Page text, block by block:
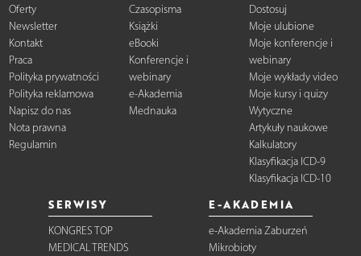
Oferty
Newsletter
Kontakt
Praca
Polityka prywatności
Polityka reklamowa
Napisz do nas
Nota prawna
Regulamin
Czasopisma
Książki
eBooki
Konferencje i
webinary
e-Akademia
Mednauka
Dostosuj
Moje ulubione
Moje konferencje i
webinary
Moje wykłady video
Moje kursy i quizy
Wytyczne
Artykuły naukowe
Kalkulatory
Klasyfikacja ICD-9
Klasyfikacja ICD-10
SERWISY
KONGRES TOP
MEDICAL TRENDS
E-AKADEMIA
e-Akademia Zaburzeń
Mikrobioty